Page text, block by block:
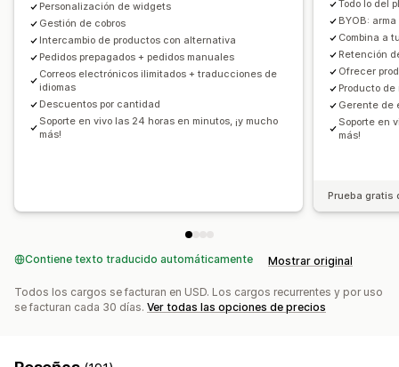
Gestión de descuentos
Plantillas Importar y exportar Campañas
Automatizaciones
Etiquetas
Informes
Informes y estadísticas
Personalización de widgets
Gestión de cobros
Intercambio de productos con alternativa
Pedidos prepagados + pedidos manuales
Correos electrónicos ilimitados + traducciones de
idiomas
Descuentos por cantidad
Soporte en vivo las 24 horas en minutos, ¡y mucho
más!
Todo lo del
BYOB:
Combina a
Retención
Ofrecer
Producto de
Gerente de
Soporte en
más!
Prueba gratis
Contiene texto traducido automáticamente Mostrar original
Todos los cargos se facturan en USD. Los cargos recurrentes y por uso
se facturan cada 30 días. Ver todas las opciones de precios